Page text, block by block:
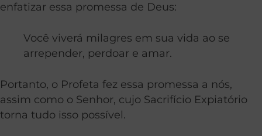
enfatizar essa promessa de Deus:
Você viverá milagres em sua vida ao se
arrepender, perdoar e amar.
Portanto, o Profeta fez essa promessa a nós,
assim como o Senhor, cujo Sacrifício Expiatório
torna tudo isso possível.